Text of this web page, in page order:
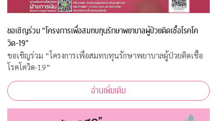
ขอเชิญร่วม “โครงการเพื่อสมทบทุนรักษาพยาบาลผู้ป่วยติดเชื้อโรคโค
วิด-19”
ขอเชิญร่วม “โครงการเพื่อสมทบทุนรักษาพยาบาลผู้ป่วยติดเชื้อ
โรคโควิด-19”
อ่านเพิ่มเติม